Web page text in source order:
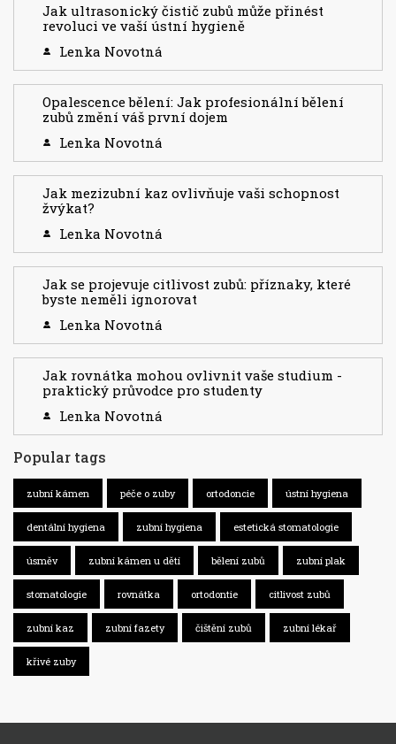
Jak ultrasonický čistič zubů může přinést
revoluci ve vaší ústní hygieně
Lenka Novotná
Opalescence bělení: Jak profesionální bělení
zubů změní váš první dojem
Lenka Novotná
Jak mezizubní kaz ovlivňuje vaši schopnost
žvýkat?
Lenka Novotná
Jak se projevuje citlivost zubů: příznaky, které
byste neměli ignorovat
Lenka Novotná
Jak rovnátka mohou ovlivnit vaše studium -
praktický průvodce pro studenty
Lenka Novotná
Popular tags
zubní kámen péče o zuby ortodoncie ústní hygiena
dentální hygiena zubní hygiena estetická stomatologie
úsměv zubní kámen u dětí bělení zubů zubní plak
stomatologie rovnátka ortodontie citlivost zubů
zubní kaz zubní fazety čištění zubů zubní lékař
křivé zuby